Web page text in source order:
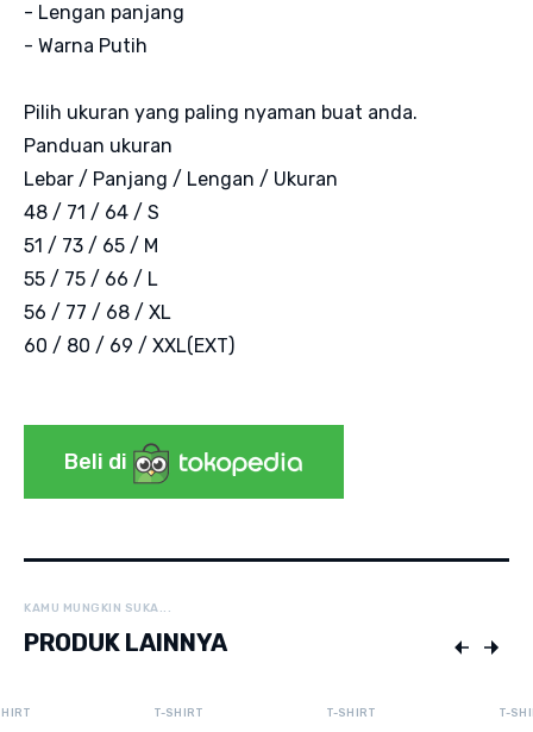
- Lengan panjang
- Warna Putih
Pilih ukuran yang paling nyaman buat anda.
Panduan ukuran
Lebar / Panjang / Lengan / Ukuran
48 / 71 / 64 / S
51 / 73 / 65 / M
55 / 75 / 66 / L
56 / 77 / 68 / XL
60 / 80 / 69 / XXL(EXT)
Beli di
KAMU MUNGKIN SUKA...
PRODUK LAINNYA
T-SHIRT T-SHIRT T-